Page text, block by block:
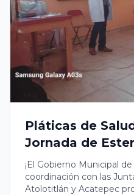
Pláticas de
Jornada de
¡El Gobierno Municipal
coordinación con las
Atolotitlán y Acatepec